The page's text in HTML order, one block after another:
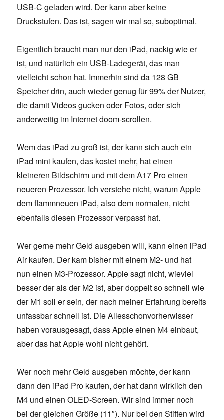
USB-C geladen wird. Der kann aber keine
Druckstufen. Das ist, sagen wir mal so, suboptimal.
Eigentlich braucht man nur den iPad, nackig wie er
ist, und natürlich ein USB-Ladegerät, das man
vielleicht schon hat. Immerhin sind da 128 GB
Speicher drin, auch wieder genug für 99% der Nutzer,
die damit Videos gucken oder Fotos, oder sich
anderweitig im Internet doom-scrollen.
Wem das iPad zu groß ist, der kann sich auch ein
iPad mini kaufen, das kostet mehr, hat einen
kleineren Bildschirm und mit dem A17 Pro einen
neueren Prozessor. Ich verstehe nicht, warum Apple
dem flammneuen iPad, also dem normalen, nicht
ebenfalls diesen Prozessor verpasst hat.
Wer gerne mehr Geld ausgeben will, kann einen iPad
Air kaufen. Der kam bisher mit einem M2- und hat
nun einen M3-Prozessor. Apple sagt nicht, wieviel
besser der als der M2 ist, aber doppelt so schnell wie
der M1 soll er sein, der nach meiner Erfahrung bereits
unfassbar schnell ist. Die Allesschonvorherwisser
haben vorausgesagt, dass Apple einen M4 einbaut,
aber das hat Apple wohl nicht gehört.
Wer noch mehr Geld ausgeben möchte, der kann
dann den iPad Pro kaufen, der hat dann wirklich den
M4 und einen OLED-Screen. Wir sind immer noch
bei der gleichen Größe (11″). Nur bei den Stiften wird